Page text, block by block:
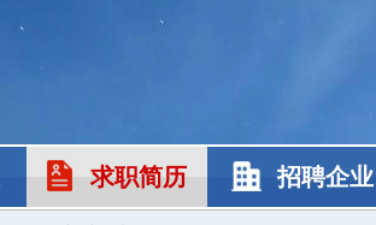
求职简历 招聘企业